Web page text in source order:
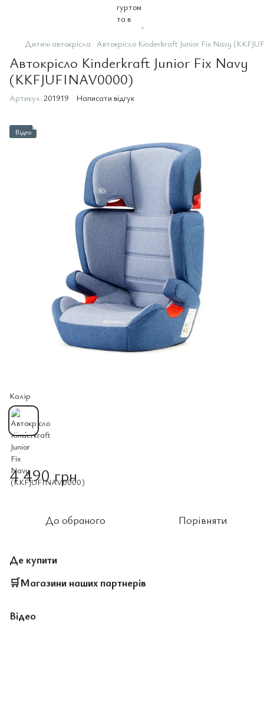
Дитячі автокрісла Автокрісло Kinderkraft Junior Fix Navy
Автокрісло Kinderkraft Junior Fix Navy
(KKFJUFINAV0000)
Артикул: 201919 Написати відгук
Відео
Колір
4 490 грн
До обраного Порівняти
Де купити
🛒Магазини наших партнерів
Відео